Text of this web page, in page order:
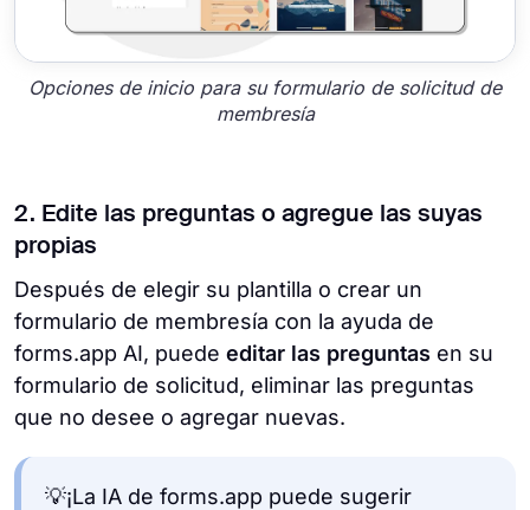
Opciones de inicio para su formulario de solicitud de
membresía
2. Edite las preguntas o agregue las suyas
propias
Después de elegir su plantilla o crear un
formulario de membresía con la ayuda de
forms.app AI, puede editar las preguntas en su
formulario de solicitud, eliminar las preguntas
que no desee o agregar nuevas.
💡¡La IA de forms.app puede sugerir